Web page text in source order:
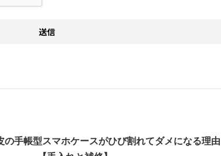
の手帳型スマホケースがひび割れてダメになる理由